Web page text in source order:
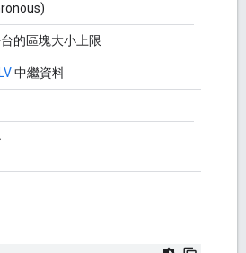
的區塊大小上限
中繼資料